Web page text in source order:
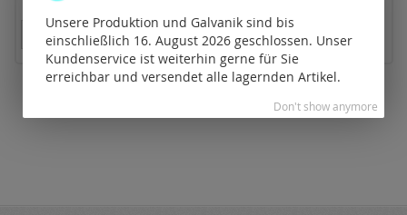
Preise nur für registrierte Kunden sichtbar.
Unsere Produktion und Galvanik sind bis
einschließlich 16. August 2026 geschlossen. Unser
Kundenservice ist weiterhin gerne für Sie
erreichbar und versendet alle lagernden Artikel.
Don't show anymore